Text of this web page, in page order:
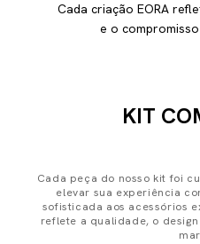
Cada criação EORA
e o
KIT
Cada peça do nosso kit foi
elevar sua experiência
sofisticada aos acessórios
reflete a qualidade, o